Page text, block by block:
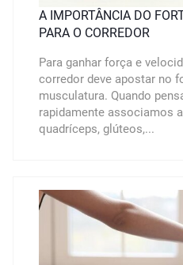
A IMPORTÂNCIA DO
PARA O CORREDOR
Para ganhar força e
corredor deve apostar no
musculatura. Quando
rapidamente associamos
quadríceps, glúteos,...